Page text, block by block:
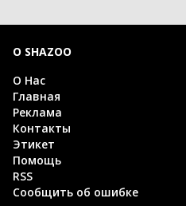
О SHAZOO
О Нас
Главная
Реклама
Контакты
Этикет
Помощь
RSS
Сообщить об ошибке